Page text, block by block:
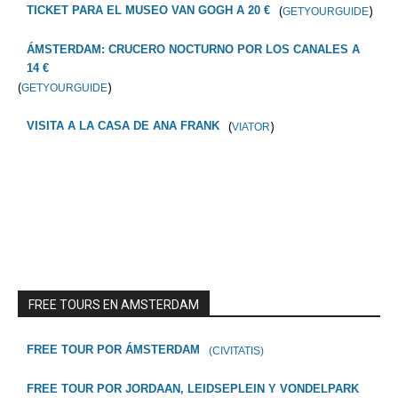
TICKET PARA EL MUSEO VAN GOGH A 20 € (GETYOURGUIDE)
ÁMSTERDAM: CRUCERO NOCTURNO POR LOS CANALES A
14 €
(GETYOURGUIDE)
VISITA A LA CASA DE ANA FRANK (VIATOR)
FREE TOURS EN AMSTERDAM
FREE TOUR POR ÁMSTERDAM (CIVITATIS)
FREE TOUR POR JORDAAN, LEIDSEPLEIN Y VONDELPARK